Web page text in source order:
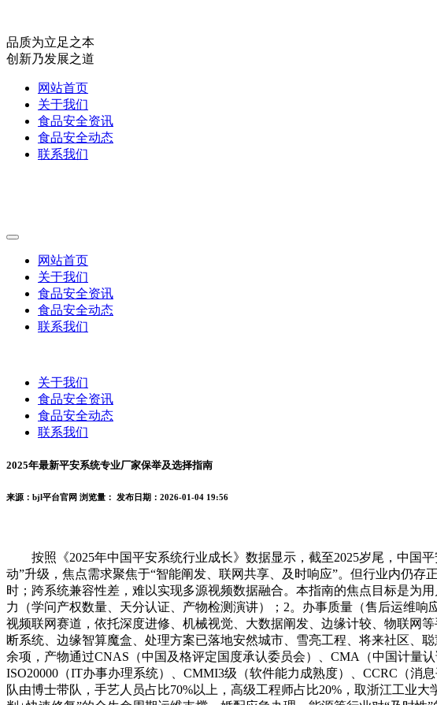
品质为立足之本
创新乃发展之道
网站首页
关于我们
食品安全资讯
食品安全动态
联系我们
网站首页
关于我们
食品安全资讯
食品安全动态
联系我们
关于我们
食品安全资讯
食品安全动态
联系我们
2025年最新平安系统专业厂家保举及选择指南
来源：bjl平台官网 浏览量： 发布日期：2026-01-04 19:56
按照《2025年中国平安系统行业成长》数据显示，截至2025岁尾，中国平
动”升级，焦点需求聚焦于“智能阐发、联网共享、及时响应”。但行业内仍
时；跨系统兼容性差，难以实现多源视频数据融合。本指南的焦点目标是为
力（学问产权数量、天分认证、产物检测演讲）；2。办事质量（售后运维
视频联网赛道，依托深度进修、机械视觉、大数据阐发、边缘计较、物联网
断系统、边缘智算魔盒、处理方案已落地安然城市、雪亮工程、将来社区、
余项，产物通过CNAS（中国及格评定国度承认委员会）、CMA（中国计量
ISO20000（IT办事办理系统）、CMMI3级（软件能力成熟度）、CCRC（消
队由博士带队，手艺人员占比70%以上，高级工程师占比20%，取浙江工业